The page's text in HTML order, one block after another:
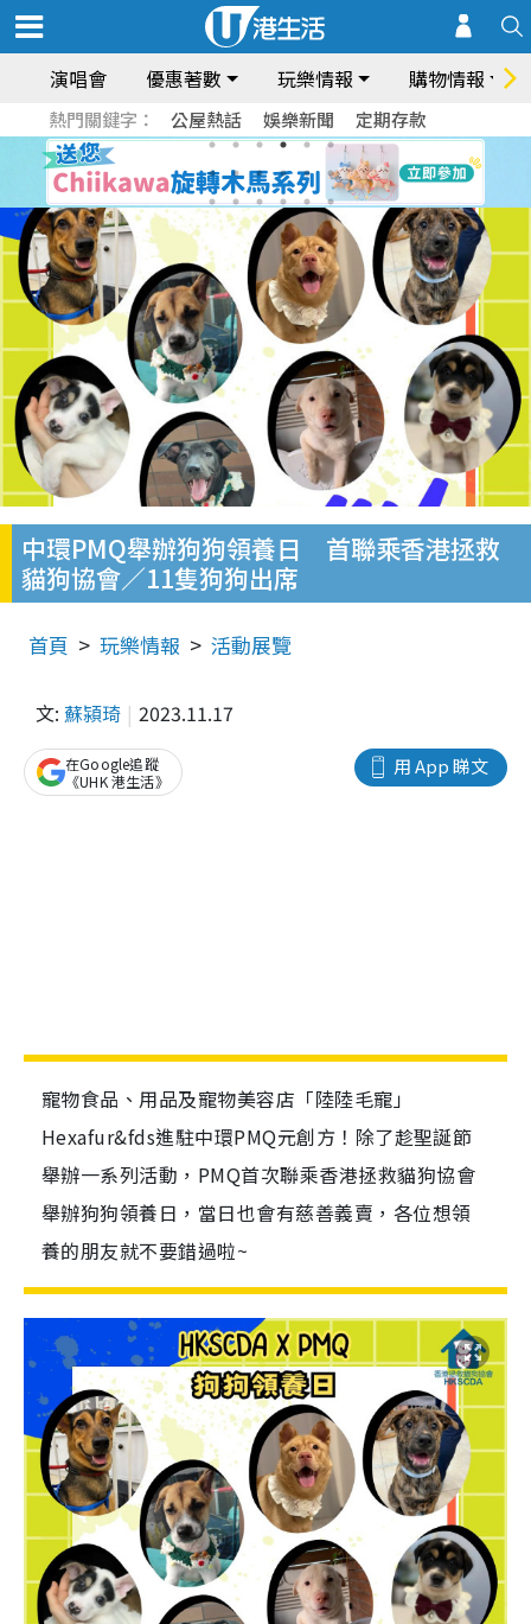
演唱會 優惠著數 玩樂情報 購物情報
熱門關鍵字： 公屋熱話 娛樂新聞 定期存款
中環PMQ舉辦狗狗領養日 首聯乘香港拯救
貓狗協會／11隻狗狗出席
首頁 玩樂情報 活動展覽
文: 蘇潁琦 2023.11.17
用 App 睇文
在Google追蹤
《UHK 港生活》
寵物食品、用品及寵物美容店「陸陸毛寵」
Hexafur&fds進駐中環PMQ元創方！除了趁聖誕節
舉辦一系列活動，PMQ首次聯乘香港拯救貓狗協會
舉辦狗狗領養日，當日也會有慈善義賣，各位想領
養的朋友就不要錯過啦~